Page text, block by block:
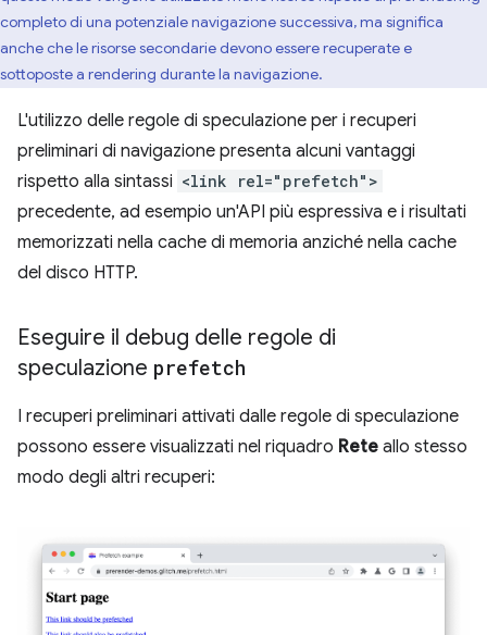
completo di una potenziale navigazione successiva, ma significa
anche che le risorse secondarie devono essere recuperate e
sottoposte a rendering durante la navigazione.
L'utilizzo delle regole di speculazione per i recuperi
preliminari di navigazione presenta alcuni vantaggi
rispetto alla sintassi <link rel="prefetch">
precedente, ad esempio un'API più espressiva e i risultati
memorizzati nella cache di memoria anziché nella cache
del disco HTTP.
Eseguire il debug delle regole di
speculazione prefetch
I recuperi preliminari attivati dalle regole di speculazione
possono essere visualizzati nel riquadro Rete allo stesso
modo degli altri recuperi: